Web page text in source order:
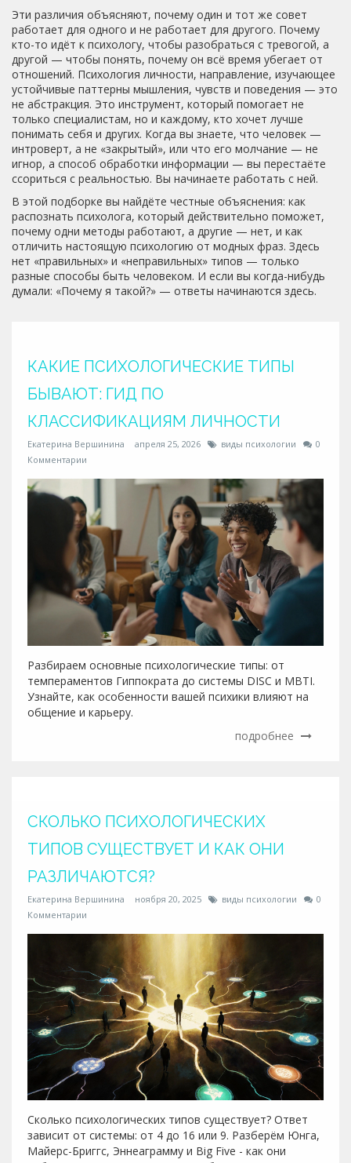
Эти различия объясняют, почему один и тот же совет
работает для одного и не работает для другого. Почему
кто-то идёт к психологу, чтобы разобраться с тревогой, а
другой — чтобы понять, почему он всё время убегает от
отношений. Психология личности, направление, изучающее
устойчивые паттерны мышления, чувств и поведения — это
не абстракция. Это инструмент, который помогает не
только специалистам, но и каждому, кто хочет лучше
понимать себя и других. Когда вы знаете, что человек —
интроверт, а не «закрытый», или что его молчание — не
игнор, а способ обработки информации — вы перестаёте
ссориться с реальностью. Вы начинаете работать с ней.
В этой подборке вы найдёте честные объяснения: как
распознать психолога, который действительно поможет,
почему одни методы работают, а другие — нет, и как
отличить настоящую психологию от модных фраз. Здесь
нет «правильных» и «неправильных» типов — только
разные способы быть человеком. И если вы когда-нибудь
думали: «Почему я такой?» — ответы начинаются здесь.
КАКИЕ ПСИХОЛОГИЧЕСКИЕ ТИПЫ
БЫВАЮТ: ГИД ПО
КЛАССИФИКАЦИЯМ ЛИЧНОСТИ
Екатерина Вершинина апреля 25, 2026 виды психологии
0
Комментарии
Разбираем основные психологические типы: от
темпераментов Гиппократа до системы DISC и MBTI.
Узнайте, как особенности вашей психики влияют на
общение и карьеру.
подробнее
СКОЛЬКО ПСИХОЛОГИЧЕСКИХ
ТИПОВ СУЩЕСТВУЕТ И КАК ОНИ
РАЗЛИЧАЮТСЯ?
Екатерина Вершинина ноября 20, 2025 виды психологии
0
Комментарии
Сколько психологических типов существует? Ответ
зависит от системы: от 4 до 16 или 9. Разберём Юнга,
Майерс-Бриггс, Эннеаграмму и Big Five - как они